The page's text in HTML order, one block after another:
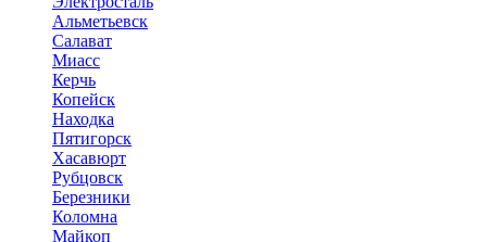
Альметьевск
Салават
Миасс
Керчь
Копейск
Находка
Пятигорск
Хасавюрт
Рубцовск
Березники
Коломна
Майкоп